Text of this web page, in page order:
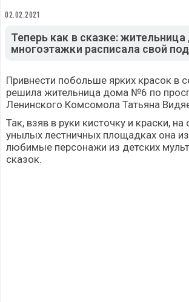
02.02.2021
Теперь как в сказке:
многоэтажки расписала свой
Привнести побольше ярких красок в
решила жительница дома №6 по
Ленинского Комсомола Татьяна
Так, взяв в руки кисточку и краски, на
унылых лестничных площадках она
любимые персонажи из детских
сказок.